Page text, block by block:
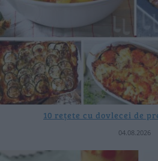
10 rețete cu dovlecei de
04.08.2026